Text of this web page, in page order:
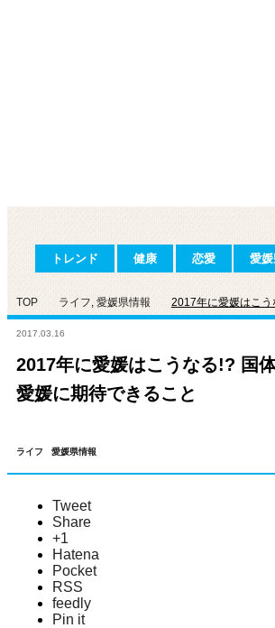
トレンド 健康 恋愛 愛
TOP ライフ, 愛媛県情報
2017年に愛媛はこう
愛媛に期待できること
2017.03.16
2017年に愛媛はこうなる!? 国
愛媛に期待できること
ライフ 愛媛県情報
Tweet
Share
+1
Hatena
Pocket
RSS
feedly
Pin it